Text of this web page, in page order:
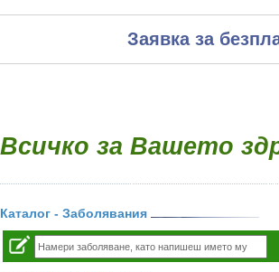
Заявка за
Всичко за Вашето
Каталог - Заболявания